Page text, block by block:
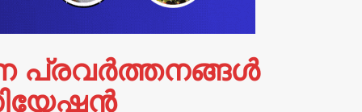
പ്രവർത്തനങ്ങൾ